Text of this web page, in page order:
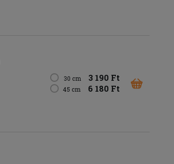
30 cm 3 190 Ft
45 cm 6 180 Ft